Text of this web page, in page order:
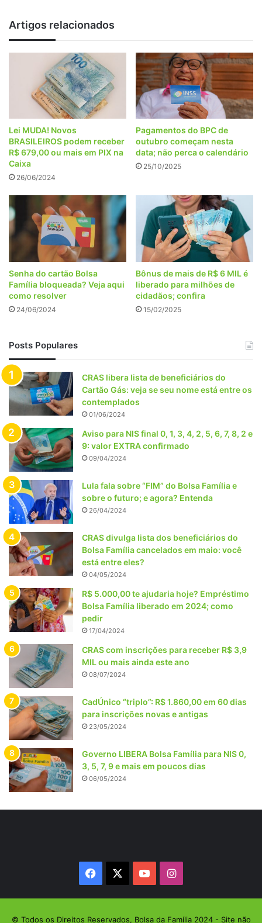
do
Bolsa
Família
Artigos relacionados
Lei MUDA! Novos
BRASILEIROS podem receber
R$ 679,00 ou mais em PIX na
Caixa
26/06/2024
Pagamentos do BPC de
outubro começam nesta
data; não perca o calendário
25/10/2025
Senha do cartão Bolsa
Família bloqueada? Veja aqui
como resolver
24/06/2024
Bônus de mais de R$ 6 MIL é
liberado para milhões de
cidadãos; confira
15/02/2025
Posts Populares
CRAS libera lista de beneficiários do
Cartão Gás: veja se seu nome está entre os
contemplados
01/06/2024
Aviso para NIS final 0, 1, 3, 4, 2, 5, 6, 7, 8, 2 e
9: valor EXTRA confirmado
09/04/2024
Lula fala sobre “FIM” do Bolsa Família e
sobre o futuro; e agora? Entenda
26/04/2024
CRAS divulga lista dos beneficiários do
Bolsa Família cancelados em maio: você
está entre eles?
04/05/2024
R$ 5.000,00 te ajudaria hoje? Empréstimo
Bolsa Família liberado em 2024; como
pedir
17/04/2024
CRAS com inscrições para receber R$ 3,9
MIL ou mais ainda este ano
08/07/2024
CadÚnico “triplo”: R$ 1.860,00 em 60 dias
para inscrições novas e antigas
23/05/2024
Governo LIBERA Bolsa Família para NIS 0,
3, 5, 7, 9 e mais em poucos dias
06/05/2024
Facebook YouTubeInstagram
© Todos os Direitos Reservados, Bolsa da Família 2024 - Site não